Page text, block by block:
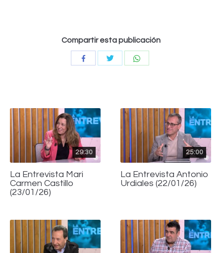
Compartir esta publicación
CompartirCompartir
29:30
La Entrevista Mari
Carmen Castillo
(23/01/26)
25:00
La Entrevista Antonio
Urdiales (22/01/26)